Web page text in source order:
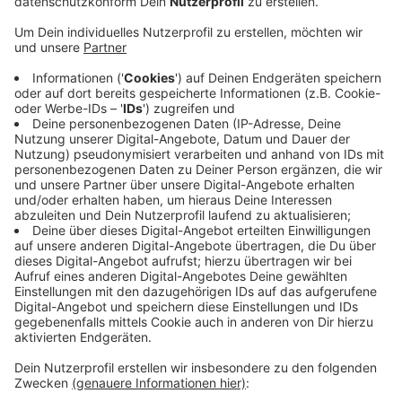
Auf den Bus verzichten
Anzeige
Damit gehören sie zu 68 Schülerinnen und Schülern auf
die die Stadt besonders stolz ist. Denn diese Schüler
tun so nicht nur Gutes für sich selbst, sondern auch
für’s Klima und ganz nebenbei sichern sie sich damit
auch das Trampelgeld. Denn die Stadt Borken zahlt
Trampelgeld, wenn man als Schüler in der Stadt auf
den Bus verzichtet und lieber das Fahrrad nutzt.